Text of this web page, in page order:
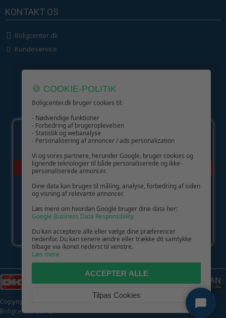
KONTAKT OS
Boligcenter.dk
Kundeservice
GIV GLÆDE MED ET GAVEKORT!
Copyright © 2026 | CVR: DK41222093 | Alle rettigheder forbeholdes |
Boligcenter.dk 🍪
🍪 COOKIE-POLITIK
Boligcenter.dk bruger cookies til:
- Nødvendige funktioner
- Forbedring af brugeroplevelsen
- Statistik og webanalyse
- Personalisering af annoncer / ads personalization
Vi og vores partnere, herunder Google, bruger cookies og
lignende teknologier til både personaliserede og ikke-
personaliserede annoncer.
Dine data kan bruges til måling, analyse, forbedring af siden
og visning af relevante annoncer.
Læs mere om hvordan Google bruger dine data her:
Google Business Data Responsibility
Du kan acceptere alle eller vælge dine præferencer
nedenfor. Du kan senere ændre eller trække dit samtykke
tilbage via ikonet nederst til venstre.
Læs mere
ACCEPTER ALLE
Tilpas Cookies